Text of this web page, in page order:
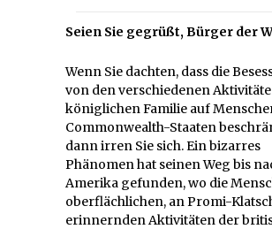
Seien Sie gegrüßt, Bürger der
Wenn Sie dachten, dass die
von den verschiedenen
königlichen Familie auf
Commonwealth-Staaten
dann irren Sie sich. Ein bizarres
Phänomen hat seinen Weg bis
Amerika gefunden, wo die
oberflächlichen, an Promi-
erinnernden Aktivitäten der